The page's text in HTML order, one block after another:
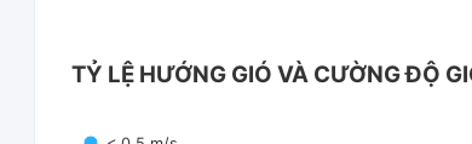
TỶ LỆ HƯỚNG GIÓ VÀ CƯỜNG ĐỘ